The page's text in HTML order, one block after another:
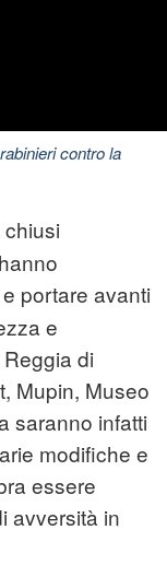
contro la
e portare avanti
e
di
Mupin, Museo
saranno infatti
modifiche e
essere
avversità in